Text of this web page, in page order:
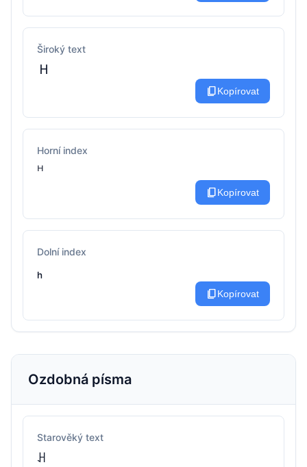
Široký text
Ｈ
content_copyKopírovat
Horní index
ᴴ
content_copyKopírovat
Dolní index
ₕ
content_copyKopírovat
Ozdobná písma
Starověký text
ꃅ